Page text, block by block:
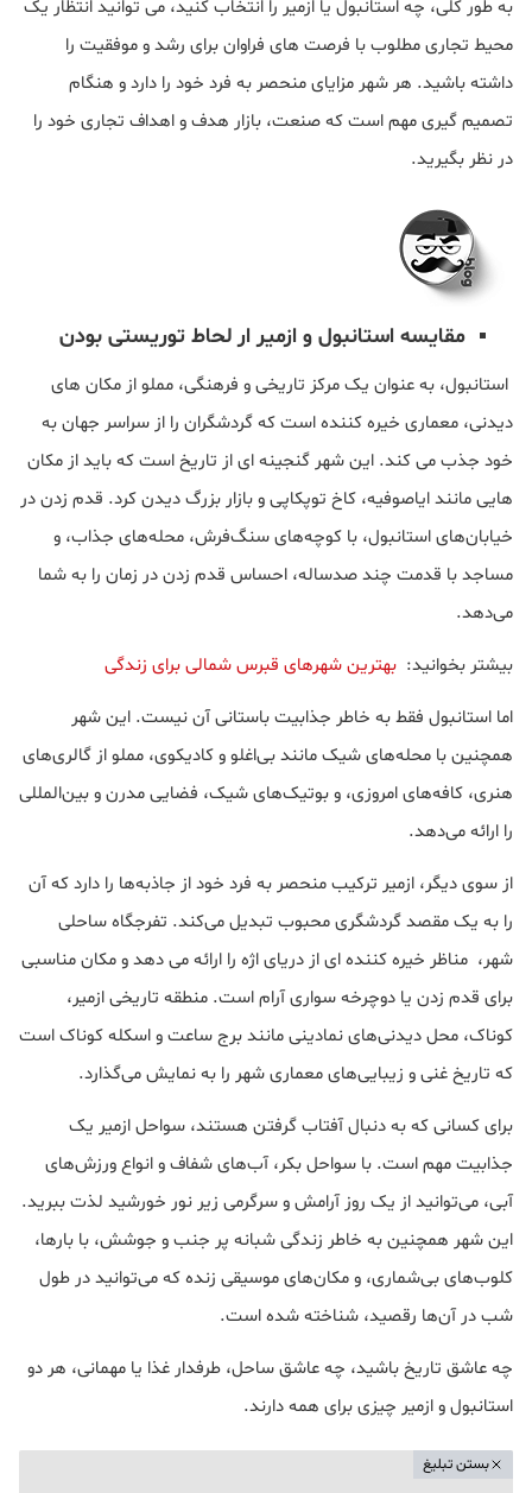
به طور کلی، چه استانبول یا ازمیر را انتخاب کنید، می توانید انتظار یک
محیط تجاری مطلوب با فرصت های فراوان برای رشد و موفقیت را
داشته باشید. هر شهر مزایای منحصر به فرد خود را دارد و هنگام
تصمیم گیری مهم است که صنعت، بازار هدف و اهداف تجاری خود را
در نظر بگیرید.
مقایسه استانبول و ازمیر ار لحاط توریستی بودن
استانبول، به عنوان یک مرکز تاریخی و فرهنگی، مملو از مکان های
دیدنی، معماری خیره کننده است که گردشگران را از سراسر جهان به
خود جذب می کند. این شهر گنجینه ای از تاریخ است که باید از مکان
هایی مانند ایاصوفیه، کاخ توپکاپی و بازار بزرگ دیدن کرد. قدم زدن در
خیابان‌های استانبول، با کوچه‌های سنگ‌فرش، محله‌های جذاب، و
مساجد با قدمت چند صدساله، احساس قدم زدن در زمان را به شما
می‌دهد.
بیشتر بخوانید: بهترین شهرهای قبرس شمالی برای زندگی
اما استانبول فقط به خاطر جذابیت باستانی آن نیست. این شهر
همچنین با محله‌های شیک مانند بی‌اغلو و کادیکوی، مملو از گالری‌های
هنری، کافه‌های امروزی، و بوتیک‌های شیک، فضایی مدرن و بین‌المللی
را ارائه می‌دهد.
از سوی دیگر، ازمیر ترکیب منحصر به فرد خود از جاذبه‌ها را دارد که آن
را به یک مقصد گردشگری محبوب تبدیل می‌کند. تفرجگاه ساحلی
شهر، مناظر خیره کننده ای از دریای اژه را ارائه می دهد و مکان مناسبی
برای قدم زدن یا دوچرخه سواری آرام است. منطقه تاریخی ازمیر،
کوناک، محل دیدنی‌های نمادینی مانند برج ساعت و اسکله کوناک است
که تاریخ غنی و زیبایی‌های معماری شهر را به نمایش می‌گذارد.
برای کسانی که به دنبال آفتاب گرفتن هستند، سواحل ازمیر یک
جذابیت مهم است. با سواحل بکر، آب‌های شفاف و انواع ورزش‌های
آبی، می‌توانید از یک روز آرامش و سرگرمی زیر نور خورشید لذت ببرید.
این شهر همچنین به خاطر زندگی شبانه پر جنب و جوشش، با بارها،
کلوب‌های بی‌شماری، و مکان‌های موسیقی زنده که می‌توانید در طول
شب در آن‌ها رقصید، شناخته شده است.
چه عاشق تاریخ باشید، چه عاشق ساحل، طرفدار غذا یا مهمانی، هر دو
استانبول و ازمیر چیزی برای همه دارند.
بستن تبلیغ